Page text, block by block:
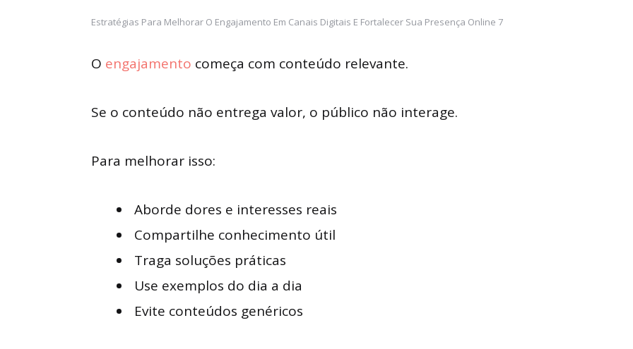
Estratégias Para Melhorar O Engajamento Em Canais Digitais E Fortalecer Sua Presença Online 7
O engajamento começa com conteúdo relevante.
Se o conteúdo não entrega valor, o público não interage.
Para melhorar isso:
Aborde dores e interesses reais
Compartilhe conhecimento útil
Traga soluções práticas
Use exemplos do dia a dia
Evite conteúdos genéricos